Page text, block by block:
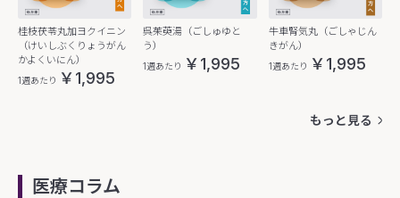
桂枝茯苓丸加ヨクイニン
（けいしぶくりょうがん
かよくいにん）
1週あたり ￥1,995
呉茱萸湯（ごしゅゆと
う）
1週あたり ￥1,995
牛車腎気丸（ごしゃじん
きがん）
1週あたり ￥1,995
もっと見る
医療コラム